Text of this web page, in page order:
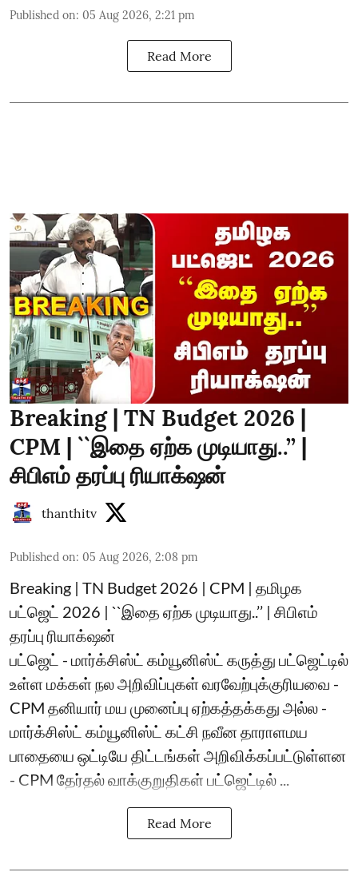
Published on: 05 Aug 2026, 2:21 pm
Read More
Breaking | TN Budget 2026 |
CPM | ``இதை ஏற்க முடியாது..’’ |
சிபிஎம் தரப்பு ரியாக்‌ஷன்
thanthitv
Published on: 05 Aug 2026, 2:08 pm
Breaking | TN Budget 2026 | CPM | தமிழக
பட்ஜெட் 2026 | ``இதை ஏற்க முடியாது..’’ | சிபிஎம்
தரப்பு ரியாக்‌ஷன்
பட்ஜெட் - மார்க்சிஸ்ட் கம்யூனிஸ்ட் கருத்து பட்ஜெட்டில்
உள்ள மக்கள் நல அறிவிப்புகள் வரவேற்புக்குரியவை -
CPM தனியார் மய முனைப்பு ஏற்கத்தக்கது அல்ல -
மார்க்சிஸ்ட் கம்யூனிஸ்ட் கட்சி நவீன தாராளமய
பாதையை ஒட்டியே திட்டங்கள் அறிவிக்கப்பட்டுள்ளன
- CPM தேர்தல் வாக்குறுதிகள் பட்ஜெட்டில் ...
Read More